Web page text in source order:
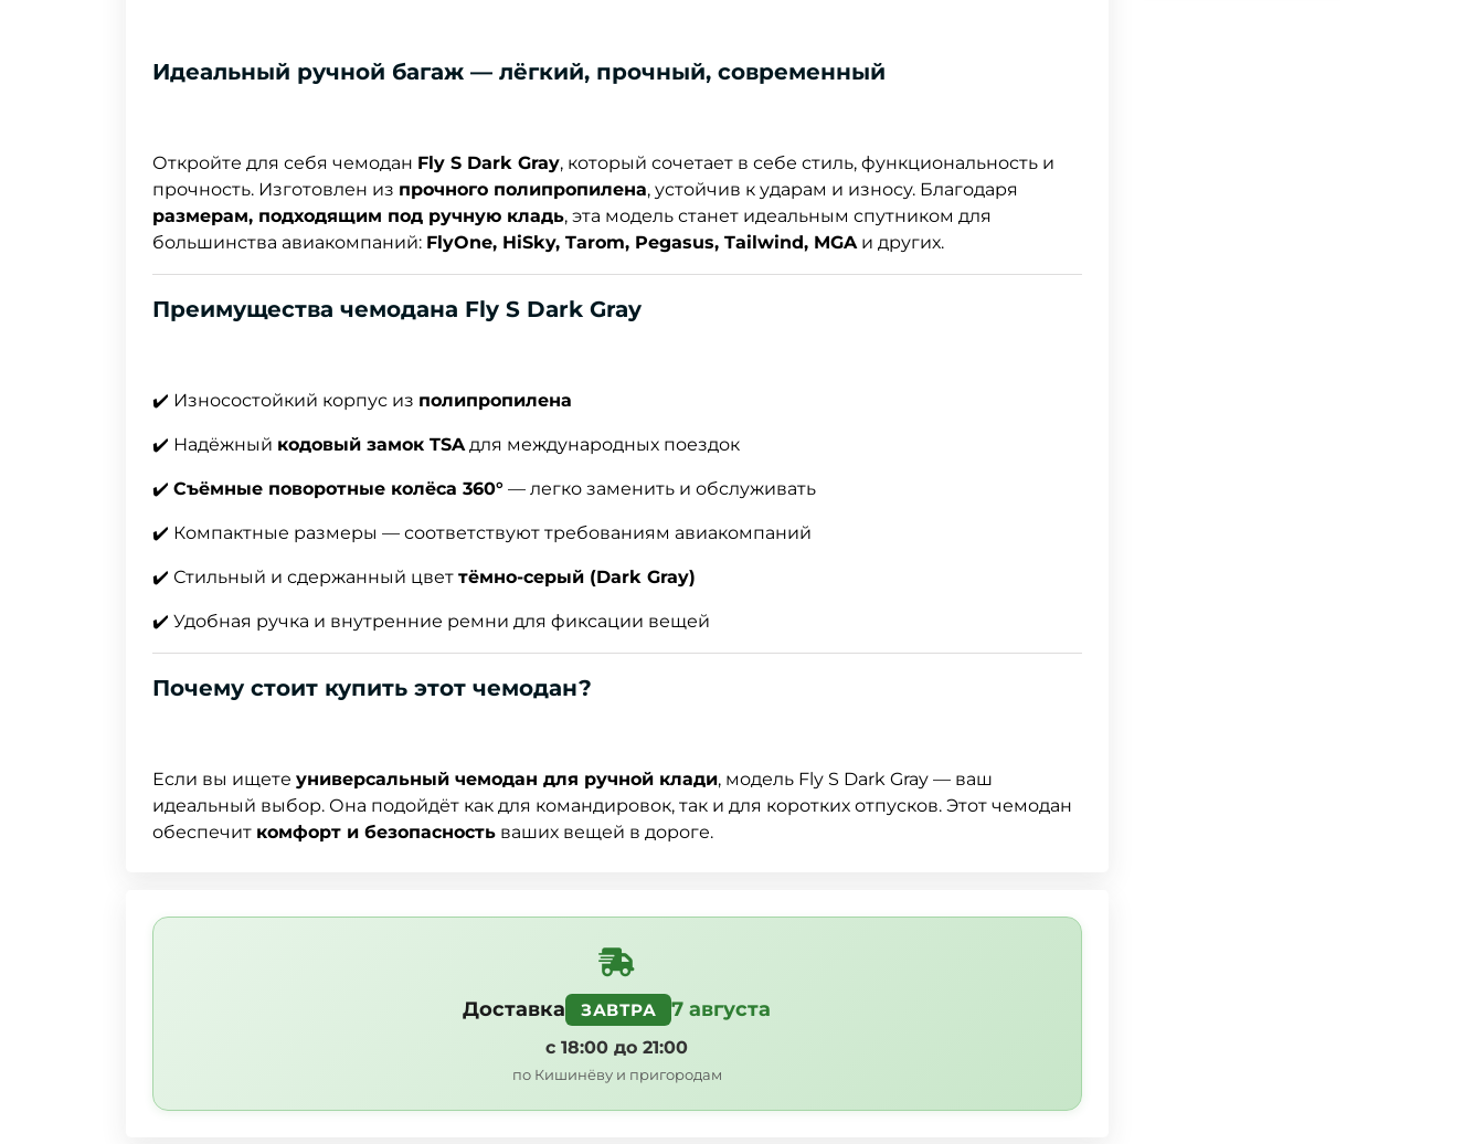
Идеальный ручной багаж — лёгкий, прочный, современный
Откройте для себя чемодан Fly S Dark Gray, который сочетает в себе стиль, функциональность и
прочность. Изготовлен из прочного полипропилена, устойчив к ударам и износу. Благодаря
размерам, подходящим под ручную кладь, эта модель станет идеальным спутником для
большинства авиакомпаний: FlyOne, HiSky, Tarom, Pegasus, Tailwind, MGAи других.
Преимущества чемодана Fly S Dark Gray
✔️ Износостойкий корпус из полипропилена
✔️ Надёжный кодовый замок TSAдля международных поездок
✔️ Съёмные поворотные колёса 360° — легко заменить и обслуживать
✔️ Компактные размеры — соответствуют требованиям авиакомпаний
✔️ Стильный и сдержанный цвет тёмно-серый (Dark Gray)
✔️ Удобная ручка и внутренние ремни для фиксации вещей
Почему стоит купить этот чемодан?
Если вы ищете универсальный чемодан для ручной клади, модель Fly S Dark Gray — ваш
идеальный выбор. Она подойдёт как для командировок, так и для коротких отпусков. Этот чемодан
обеспечит комфорт и безопасность ваших вещей в дороге.
Доставка ЗАВТРА 7 августа
с 18:00 до 21:00
по Кишинёву и пригородам